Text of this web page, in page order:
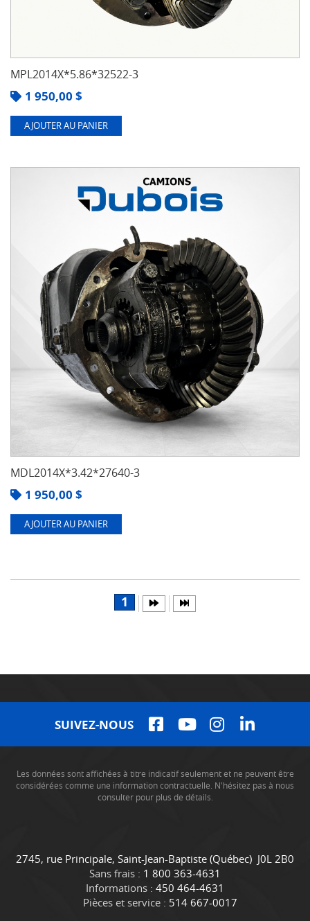
MPL2014X*5.86*32522-3
1 950,00 $
AJOUTER AU PANIER
MDL2014X*3.42*27640-3
1 950,00 $
AJOUTER AU PANIER
1
SUIVEZ-NOUS
Les données sont affichées à titre indicatif seulement et ne peuvent être
considérées comme une information contractuelle. N'hésitez pas à nous
consulter pour plus de détails.
C
o
n
t
C
a
m
i
2745, rue Principale, Saint-Jean-Baptiste (Québec) J0L 2B0
Sans frais : 1 800 363-4631
Informations : 450 464-4631
Pièces et service : 514 667-0017